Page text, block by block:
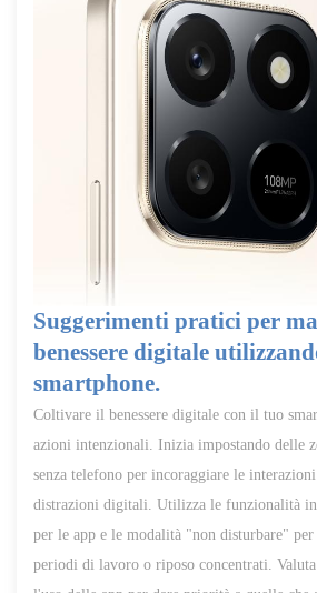
Suggerimenti pratici per
benessere digitale
smartphone.
Coltivare il benessere digitale con il tuo
azioni intenzionali. Inizia impostando delle
senza telefono per incoraggiare le
distrazioni digitali. Utilizza le funzionalità
per le app e le modalità "non disturbare"
periodi di lavoro o riposo concentrati.